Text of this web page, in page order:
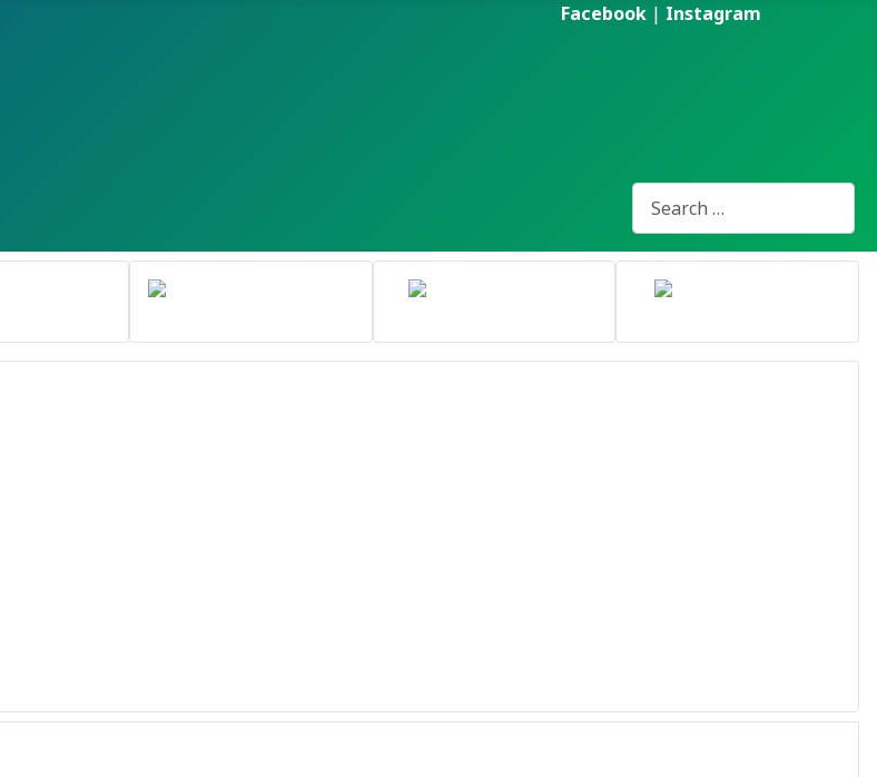
Facebook | Instagram
Pesquisa
Type 2 or more characters